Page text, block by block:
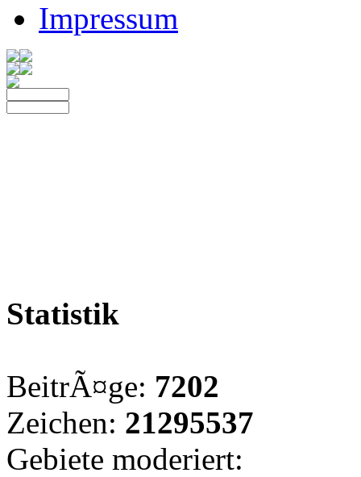
Impressum
Statistik
BeitrÃ¤ge: 7202
Zeichen: 21295537
Gebiete moderiert: